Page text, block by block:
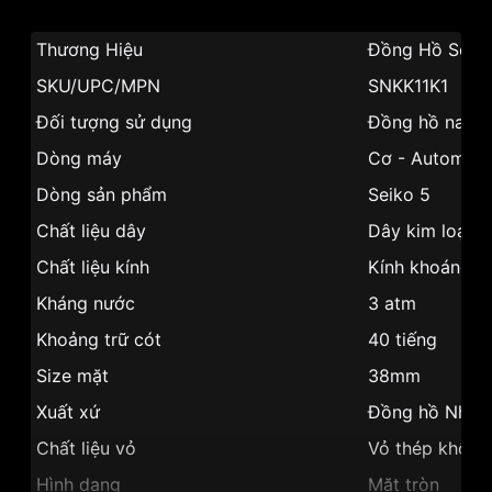
Thương Hiệu
Đồng Hồ
SKU/UPC/MPN
SNKK11K1
Đối tượng sử dụng
Đồng hồ nam
Dòng máy
Cơ -
Dòng sản phẩm
Seiko 5
Chất liệu dây
Dây kim loại
Chất liệu kính
Kính khoáng
Kháng nước
3 atm
Khoảng trữ cót
40 tiếng
Size mặt
38mm
Xuất xứ
Đồng hồ Nhật
Chất liệu vỏ
Vỏ thép
Hình dạng
Mặt tròn